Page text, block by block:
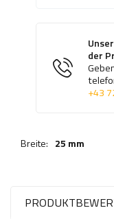
der
+43
Breite: 25 mm